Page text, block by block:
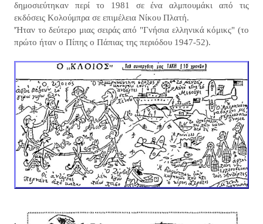
δημοσιεύτηκαν περί το 1981 σε ένα αλμπουμάκι από τις
εκδόσεις Κολούμπρα σε επιμέλεια Νίκου Πλατή.
'Ήταν το δεύτερο μιας σειράς από "Γνήσια ελληνικά κόμικς" (το
πρώτο ήταν ο Πίπης ο Πάπιας της περιόδου 1947-52).